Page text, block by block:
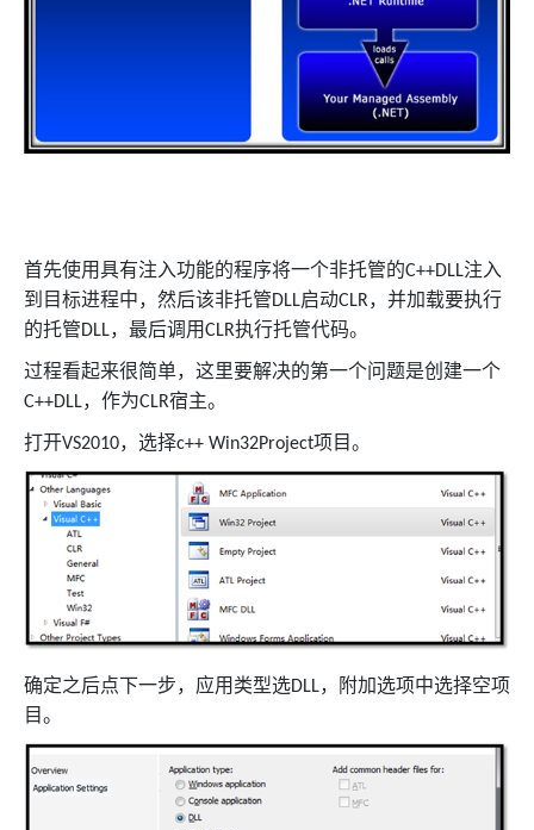
首先使用具有注入功能的程序将一个非托管的C++DLL注入
到目标进程中，然后该非托管DLL启动CLR，并加载要执行
的托管DLL，最后调用CLR执行托管代码。
过程看起来很简单，这里要解决的第一个问题是创建一个
C++DLL，作为CLR宿主。
打开VS2010，选择c++ Win32Project项目。
确定之后点下一步，应用类型选DLL，附加选项中选择空项
目。